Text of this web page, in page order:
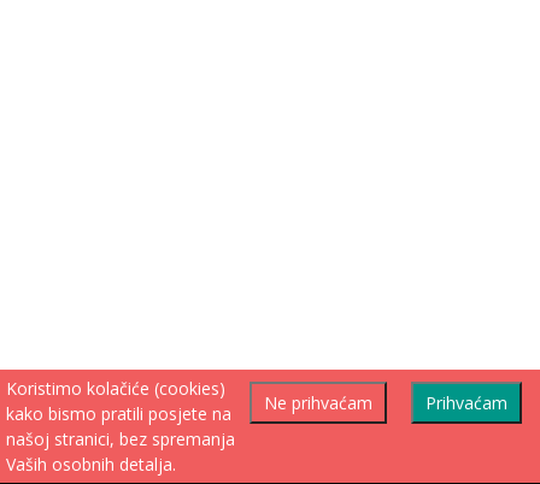
Prihvaćam
Ne prihvaćam
Koristimo kolačiće (cookies)
kako bismo pratili posjete na
našoj stranici, bez spremanja
Vaših osobnih detalja.